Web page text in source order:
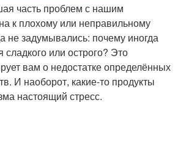
часть проблем с нашим
к плохому или неправильному
не задумывались: почему иногда
сладкого или острого? Это
вам о недостатке определённых
И наоборот, какие-то продукты
настоящий стресс.